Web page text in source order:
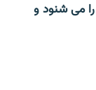
می شنود و